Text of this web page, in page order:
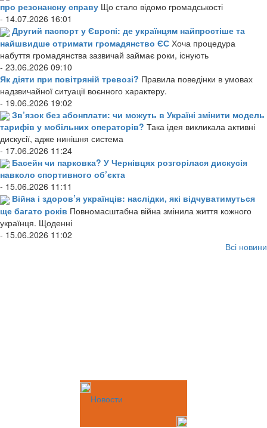
про резонансну справу Що стало відомо громадськості
- 14.07.2026 16:01
Другий паспорт у Європі: де українцям найпростіше та
найшвидше отримати громадянство ЄС Хоча процедура
набуття громадянства зазвичай займає роки, існують
- 23.06.2026 09:10
Як діяти при повітряній тревозі? Правила поведінки в умовах
надзвичайної ситуації воєнного характеру.
- 19.06.2026 19:02
Зв’язок без абонплати: чи можуть в Україні змінити модель
тарифів у мобільних операторів? Така ідея викликала активні
дискусії, адже нинішня система
- 17.06.2026 11:24
Басейн чи парковка? У Чернівцях розгорілася дискусія
навколо спортивного об’єкта
- 15.06.2026 11:11
Війна і здоров’я українців: наслідки, які відчуватимуться
ще багато років Повномасштабна війна змінила життя кожного
українця. Щоденні
- 15.06.2026 11:02
Всі новини
Новости